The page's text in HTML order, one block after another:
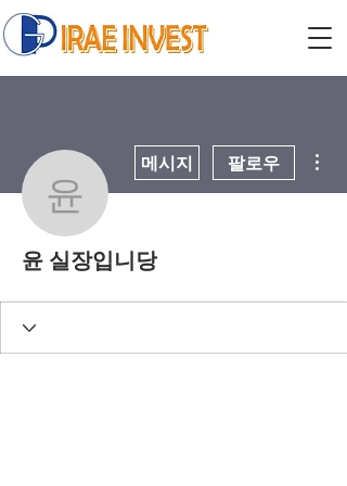
윤 실장입니당
메시지 팔로우
윤 실장입니당